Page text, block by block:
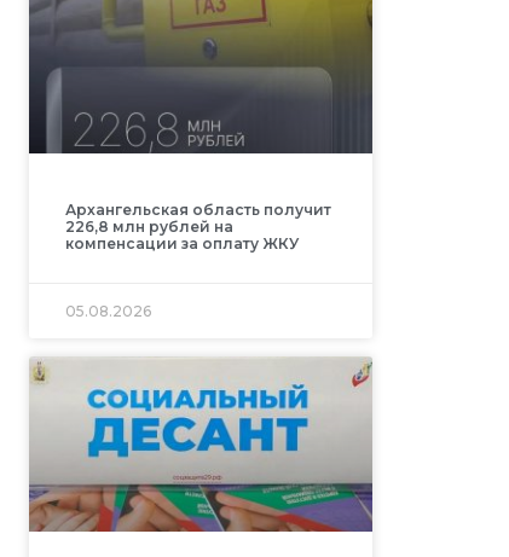
Архангельская область получит
226,8 млн рублей на
компенсации за оплату ЖКУ
05.08.2026